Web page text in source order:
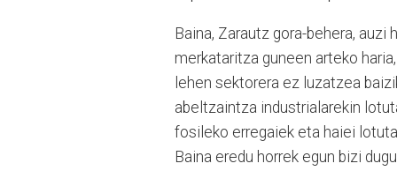
Baina, Zarautz gora-behera,
merkataritza guneen arteko
lehen sektorera ez luzatzea
abeltzaintza industrialarekin
fosileko erregaiek eta haiei
Baina eredu horrek egun bizi